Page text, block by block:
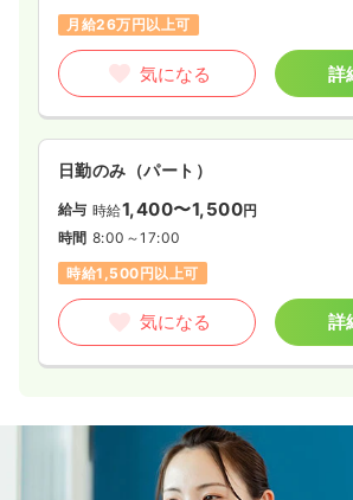
月給26万円以上可
気になる 詳
日勤のみ（パート）
給与 時給1,400〜1,500円
時間 8:00～17:00
時給1,500円以上可
気になる 詳